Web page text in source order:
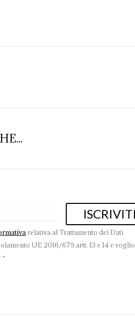
relativa al Trattamento dei Dati
UE 2016/679 artt. 13 e 14 e voglio
*